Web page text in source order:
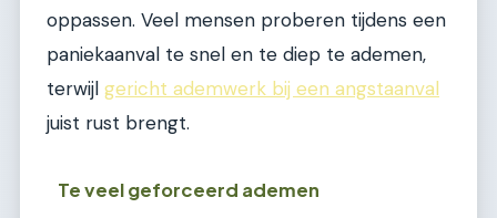
oppassen. Veel mensen proberen tijdens een
paniekaanval te snel en te diep te ademen,
terwijl gericht ademwerk bij een angstaanval
juist rust brengt.
Te veel geforceerd ademen